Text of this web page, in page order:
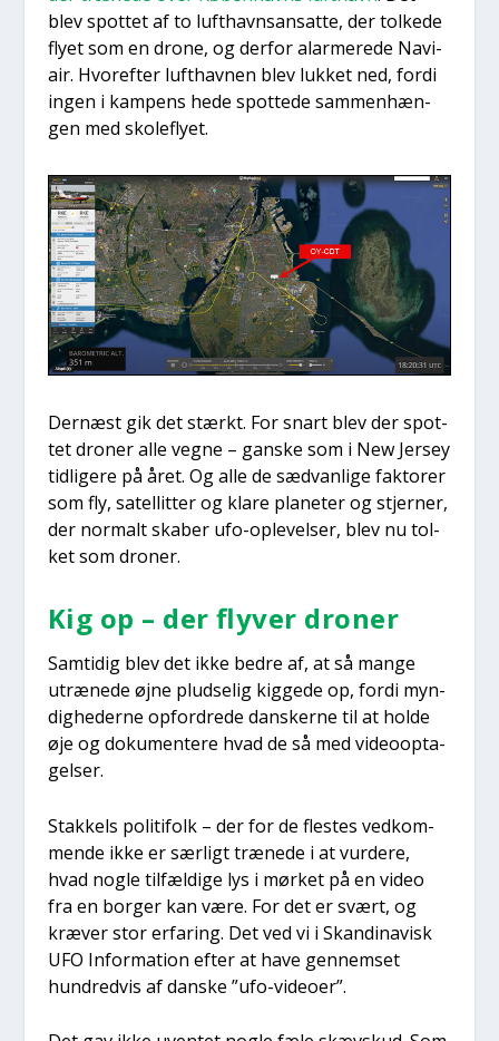
blev spot­tet af to luft­havnsan­sat­te, der tol­ke­de
fly­et som en dro­ne, og der­for alar­me­re­de Navi­
air. Hvor­ef­ter luft­hav­nen blev luk­ket ned, for­di
ingen i kam­pens hede spot­te­de sam­men­hæn­
gen med sko­le­fly­et.
Der­næst gik det stærkt. For snart blev der spot­
tet dro­ner alle veg­ne – gan­ske som i New Jer­sey
tid­li­ge­re på året. Og alle de sæd­van­li­ge fak­to­rer
som fly, satel­lit­ter og kla­re pla­ne­ter og stjer­ner,
der nor­malt ska­ber ufo-ople­vel­ser, blev nu tol­
ket som dro­ner.
Kig op – der fly­ver dro­ner
Sam­ti­dig blev det ikke bed­re af, at så man­ge
utræ­ne­de øjne plud­se­lig kig­ge­de op, for­di myn­
dig­he­der­ne opfor­dre­de dan­sker­ne til at hol­de
øje og doku­men­te­re hvad de så med video­op­ta­
gel­ser.
Stak­kels poli­ti­folk – der for de fle­stes ved­kom­
men­de ikke er sær­ligt træ­ne­de i at vur­de­re,
hvad nog­le til­fæl­di­ge lys i mør­ket på en video
fra en bor­ger kan være. For det er svært, og
kræ­ver stor erfa­ring. Det ved vi i Skan­di­na­visk
UFO Infor­ma­tion efter at have gen­nem­set
hund­red­vis af dan­ske ”ufo-video­er”.